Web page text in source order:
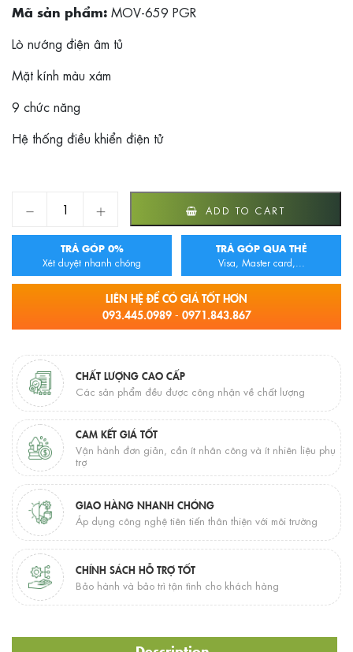
Mã sản phẩm: MOV-659 PGR
Lò nướng điện âm tủ
Mặt kính màu xám
9 chức năng
Hệ thống điều khiển điện tử
Lò nướng điện âm tủ MOV-659 PGR quantity
ADD TO CART
TRẢ GÓP 0%
Xét duyệt nhanh chóng
TRẢ GÓP QUA THẺ
Visa, Master card,...
LIÊN HỆ ĐỂ CÓ GIÁ TỐT HƠN
093.445.0989 - 0971.843.867
CHẤT LƯỢNG CAO CẤP
Các sản phẩm đều được công nhận về chất lượng
CAM KẾT GIÁ TỐT
Vận hành đơn giản, cần ít nhân công và ít nhiên liệu phụ
trợ
GIAO HÀNG NHANH CHÓNG
Áp dụng công nghệ tiên tiến thân thiện với môi trường
CHÍNH SÁCH HỖ TRỢ TỐT
Bảo hành và bảo trì tận tình cho khách hàng